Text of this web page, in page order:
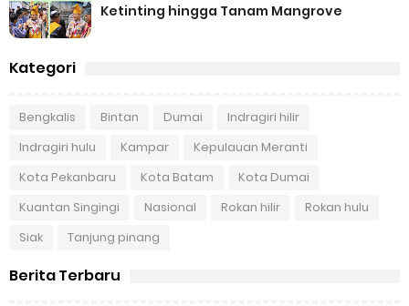
Ketinting hingga Tanam Mangrove
Kategori
Bengkalis Bintan Dumai
Indragiri hilir
Indragiri hulu
Kampar
Kepulauan Meranti
Kota Pekanbaru
Kota Batam
Kota Dumai
Kuantan Singingi
Nasional Rokan hilir
Rokan hulu
Siak
Tanjung pinang
Berita Terbaru